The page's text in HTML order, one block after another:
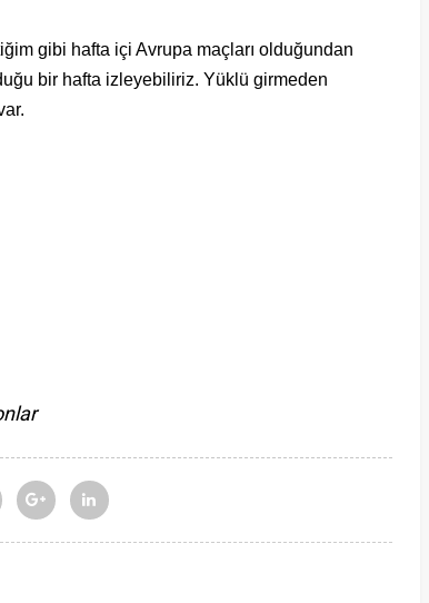
gibi hafta içi Avrupa maçları olduğundan
bir hafta izleyebiliriz. Yüklü girmeden